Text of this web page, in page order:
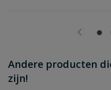
Andere producten
zijn!